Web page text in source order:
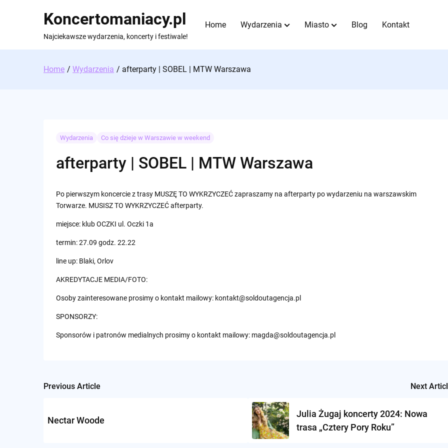
Koncertomaniacy.pl
Najciekawsze wydarzenia, koncerty i festiwale!
Home Wydarzenia Miasto Blog Kontakt
Home Wydarzenia afterparty | SOBEL | MTW Warszawa
Wydarzenia Co się dzieje w Warszawie w weekend
afterparty | SOBEL | MTW Warszawa
Po pierwszym koncercie z trasy MUSZĘ TO WYKRZYCZEĆ zapraszamy na afterparty po wydarzeniu na warszawskim
Torwarze. MUSISZ TO WYKRZYCZEĆ afterparty.
miejsce: klub OCZKI ul. Oczki 1a
termin: 27.09 godz. 22.22
line up: Blaki, Orlov
AKREDYTACJE MEDIA/FOTO:
Osoby zainteresowane prosimy o kontakt mailowy: kontakt@soldoutagencja.pl
SPONSORZY:
Sponsorów i patronów medialnych prosimy o kontakt mailowy: magda@soldoutagencja.pl
Post
Previous Article
Nectar Woode
Next
Julia Żugaj koncerty 2024: Nowa
trasa „Cztery Pory Roku”